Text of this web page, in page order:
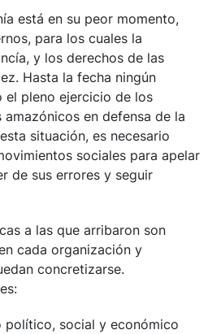
está en su peor momento,
para los cuales la
y los derechos de las
Hasta la fecha ningún
el pleno ejercicio de los
en defensa de la
situación, es necesario
sociales para apelar
de sus errores y seguir
a las que arribaron son
cada organización y
concretizarse.
político, social y económico